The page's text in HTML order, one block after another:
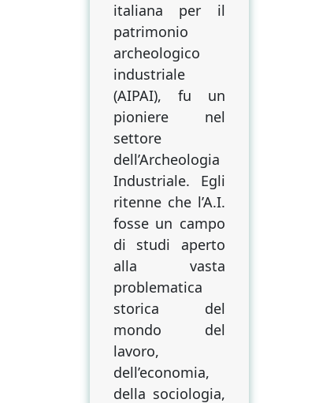
italiana per il
patrimonio
archeologico
industriale
(AIPAI), fu un
pioniere nel
settore
dell’Archeologia
Industriale. Egli
ritenne che l’A.I.
fosse un campo
di studi aperto
alla vasta
problematica
storica del
mondo del
lavoro,
dell’economia,
della sociologia,